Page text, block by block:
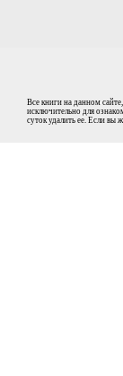
Все книги на данном
исключительно для
суток удалить ее. Если вы